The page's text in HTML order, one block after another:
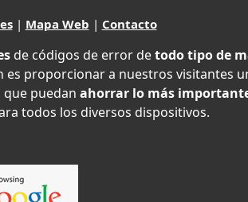
| Mapa Web | Contacto
de códigos de error detodo tipo de
proporcionar a nuestros visitantes
puedan ahorrar lo más
todos los diversos dispositivos.